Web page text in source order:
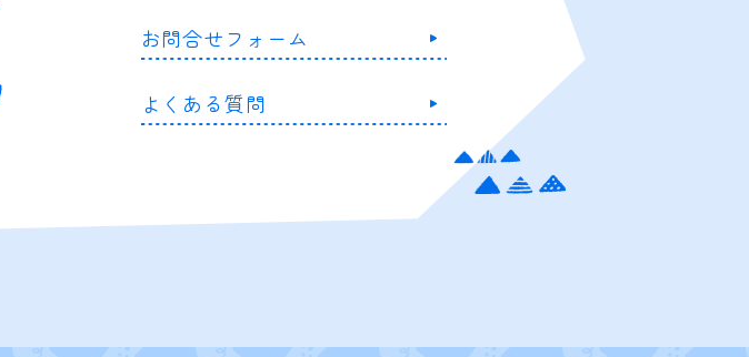
お問合せフォーム
よくある質問